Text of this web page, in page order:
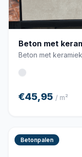
Beton met
Beton met
€45,95 / m²
Betonpalen